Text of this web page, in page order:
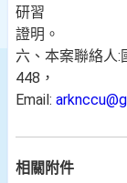
研習
證明。
六、本案聯絡人
448，
Email:
相關附件